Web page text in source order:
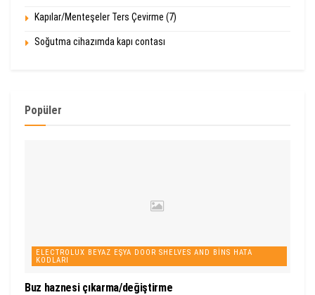
Kapılar/Menteşeler Ters Çevirme (7)
Soğutma cihazımda kapı contası
Popüler
ELECTROLUX BEYAZ EŞYA DOOR SHELVES AND BINS HATA
KODLARI
Buz haznesi çıkarma/değiştirme